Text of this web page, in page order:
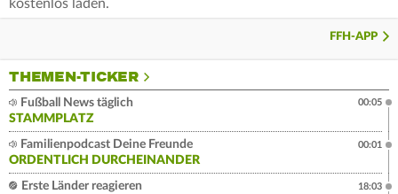
kostenlos laden.
FFH-APP
THEMEN-TICKER
Fußball News täglich
STAMMPLATZ
00:05
Familienpodcast Deine Freunde
ORDENTLICH DURCHEINANDER
00:01
Erste Länder reagieren
18:03